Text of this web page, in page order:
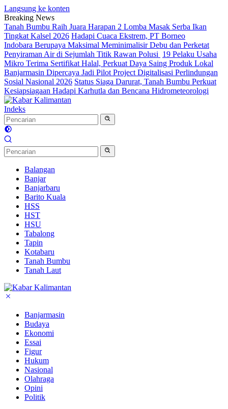
Langsung ke konten
Breaking News
Tanah Bumbu Raih Juara Harapan 2 Lomba Masak Serba Ikan
Tingkat Kalsel 2026 Hadapi Cuaca Ekstrem, PT Borneo
Indobara Berupaya Maksimal Meminimalisir Debu dan Perketat
Penyiraman Air di Sejumlah Titik Rawan Polusi 19 Pelaku Usaha
Mikro Terima Sertifikat Halal, Perkuat Daya Saing Produk Lokal
Banjarmasin Dipercaya Jadi Pilot Project Digitalisasi Perlindungan
Sosial Nasional 2026 Status Siaga Darurat, Tanah Bumbu Perkuat
Kesiapsiagaan Hadapi Karhutla dan Bencana Hidrometeorologi
Indeks
Balangan
Banjar
Banjarbaru
Barito Kuala
HSS
HST
HSU
Tabalong
Tapin
Kotabaru
Tanah Bumbu
Tanah Laut
Banjarmasin
Budaya
Ekonomi
Essai
Figur
Hukum
Nasional
Olahraga
Opini
Politik